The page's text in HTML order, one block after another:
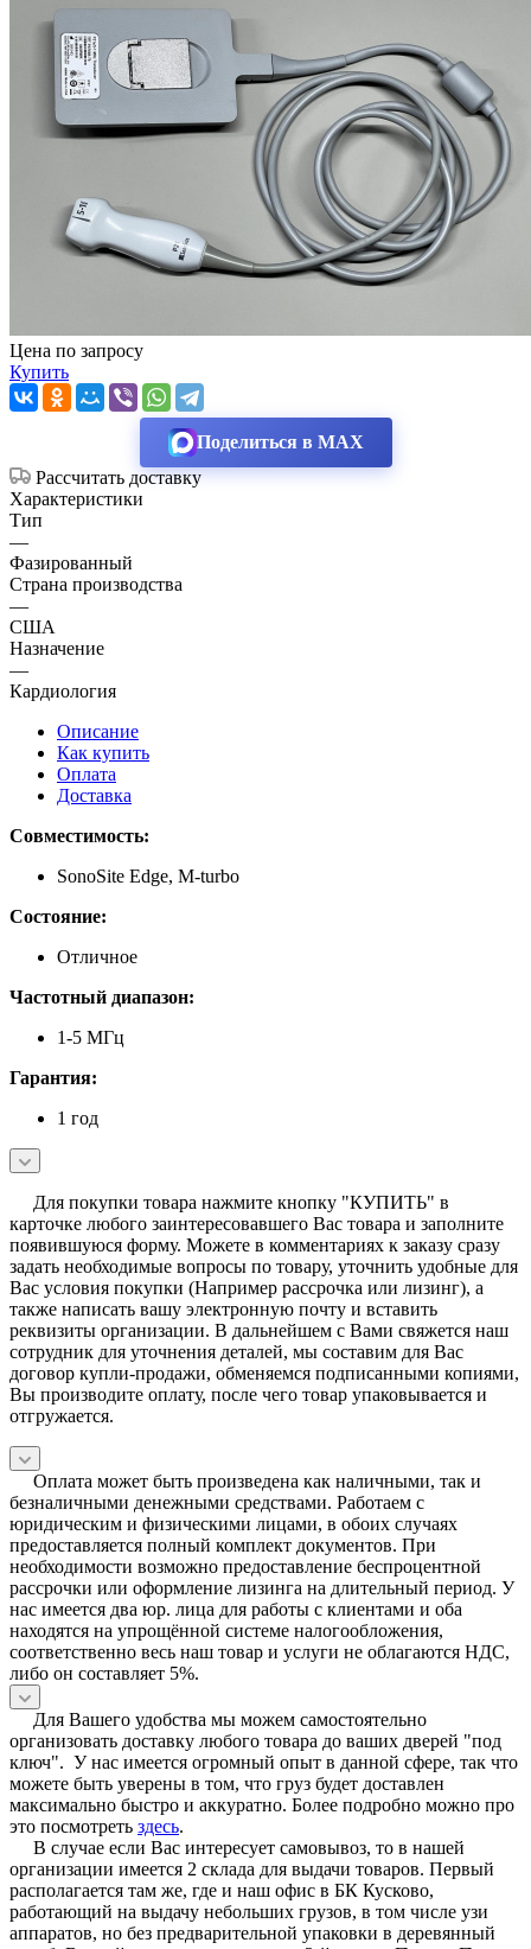
Цена по запросу
Купить
Поделиться в MAX
Рассчитать доставку
Характеристики
Тип
—
Фазированный
Страна производства
—
США
Назначение
—
Кардиология
Описание
Как купить
Оплата
Доставка
Совместимость:
SonoSite Edge, M-turbo
Состояние:
Отличное
Частотный диапазон:
1-5 МГц
Гарантия:
1 год
Для покупки товара нажмите кнопку "КУПИТЬ" в
карточке любого заинтересовавшего Вас товара и заполните
появившуюся форму. Можете в комментариях к заказу сразу
задать необходимые вопросы по товару, уточнить удобные для
Вас условия покупки (Например рассрочка или лизинг), а
также написать вашу электронную почту и вставить
реквизиты организации. В дальнейшем с Вами свяжется наш
сотрудник для уточнения деталей, мы составим для Вас
договор купли-продажи, обменяемся подписанными копиями,
Вы производите оплату, после чего товар упаковывается и
отгружается.
Оплата может быть произведена как наличными, так и
безналичными денежными средствами. Работаем с
юридическим и физическими лицами, в обоих случаях
предоставляется полный комплект документов. При
необходимости возможно предоставление беспроцентной
рассрочки или оформление лизинга на длительный период. У
нас имеется два юр. лица для работы с клиентами и оба
находятся на упрощённой системе налогообложения,
соответственно весь наш товар и услуги не облагаются НДС,
либо он составляет 5%.
Для Вашего удобства мы можем самостоятельно
организовать доставку любого товара до ваших дверей "под
ключ". У нас имеется огромный опыт в данной сфере, так что
можете быть уверены в том, что груз будет доставлен
максимально быстро и аккуратно. Более подробно можно про
это посмотреть здесь.
В случае если Вас интересует самовывоз, то в нашей
организации имеется 2 склада для выдачи товаров. Первый
располагается там же, где и наш офис в БК Кусково,
работающий на выдачу небольших грузов, в том числе узи
аппаратов, но без предварительной упаковки в деревянный